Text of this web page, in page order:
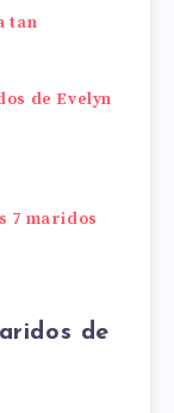
tan
de Evelyn
7 maridos
de